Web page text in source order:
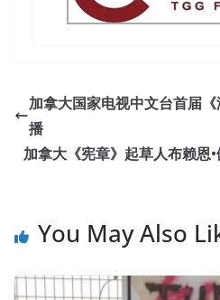
加拿大国家电视中文台首届
播
加拿大《宪章》起草人布赖恩
You May Also